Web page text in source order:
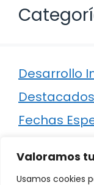
Valoramos
Usamos cookies
Desarrollo
Destacados
Fechas